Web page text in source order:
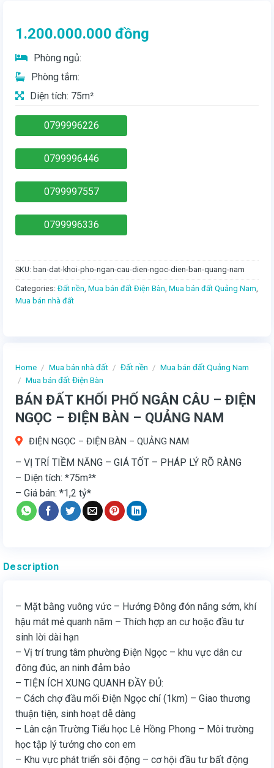
Home / Mua bán nhà đất / Đất nền / Mua bán đất Quảng Nam
/ Mua bán đất Điện Bàn
BÁN ĐẤT KHỐI PHỐ NGÂN CÂU – ĐIỆN
NGỌC – ĐIỆN BÀN – QUẢNG NAM
ĐIỆN NGỌC – ĐIỆN BÀN – QUẢNG NAM
– VỊ TRÍ TIỀM NĂNG – GIÁ TỐT – PHÁP LÝ RÕ RÀNG
– Diện tích: *75m²*
– Giá bán: *1,2 tỷ*
1.200.000.000 đồng
Phòng ngủ:
Phòng tắm:
Diện tích: 75m²
0799996226
0799996446
0799997557
0799996336
SKU: ban-dat-khoi-pho-ngan-cau-dien-ngoc-dien-ban-quang-nam
Categories: Đất nền, Mua bán đất Điện Bàn, Mua bán đất Quảng Nam,
Mua bán nhà đất
Description
– Mặt bằng vuông vức – Hướng Đông đón nắng sớm, khí
hậu mát mẻ quanh năm – Thích hợp an cư hoặc đầu tư
sinh lời dài hạn
– Vị trí trung tâm phường Điện Ngọc – khu vực dân cư
đông đúc, an ninh đảm bảo
– TIỆN ÍCH XUNG QUANH ĐẦY ĐỦ:
– Cách chợ đầu mối Điện Ngọc chỉ (1km) – Giao thương
thuận tiện, sinh hoạt dễ dàng
– Lân cận Trường Tiểu học Lê Hồng Phong – Môi trường
học tập lý tưởng cho con em
– Khu vực phát triển sôi động – cơ hội đầu tư bất động